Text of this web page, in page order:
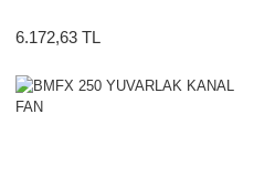
6.172,63 TL